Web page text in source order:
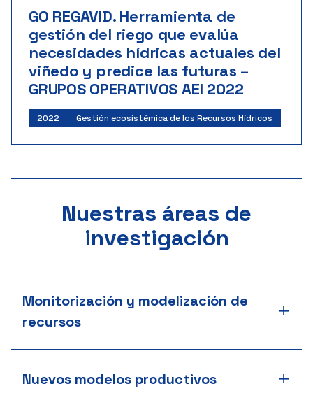
GO REGAVID. Herramienta de
gestión del riego que evalúa
necesidades hídricas actuales del
viñedo y predice las futuras –
GRUPOS OPERATIVOS AEI 2022
2022 Gestión ecosistémica de los Recursos Hídricos
Nuestras áreas de
investigación
Monitorización y modelización de
recursos
+
Nuevos modelos productivos +